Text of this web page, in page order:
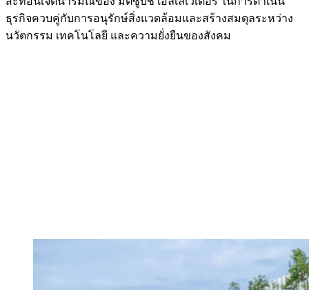
ธุรกิจควบคู่กับการอนุรักษ์สิ่งแวดล้อมและสร้างสมดุลระหว่าง
นวัตกรรม เทคโนโลยี และความยั่งยืนของสังคม